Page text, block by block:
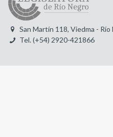
San Martín 118, Viedma -
Tel. (+54) 2920-421866